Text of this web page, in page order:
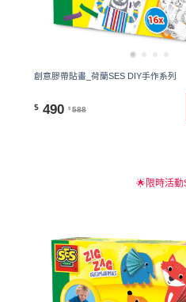
創意膠帶貼畫_荷蘭SES DIY手作系列
$ 490 $ 588
🌟限時活